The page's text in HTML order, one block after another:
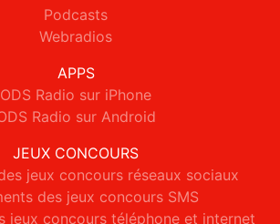
Podcasts
Webradios
APPS
ODS Radio sur iPhone
Radio sur Android
JEUX CONCOURS
jeux concours réseaux sociaux
des jeux concours SMS
jeux concours téléphone et internet